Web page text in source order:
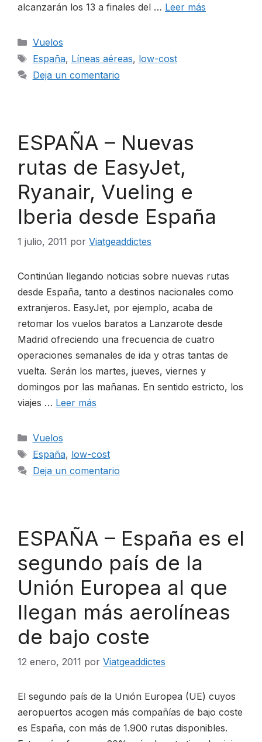
alcanzarán los 13 a finales del … Leer más
Categorías
Vuelos
Etiquetas
España, Líneas aéreas, low-cost
Deja un comentario
ESPAÑA – Nuevas
rutas de EasyJet,
Ryanair, Vueling e
Iberia desde España
1 julio, 2011 por Viatgeaddictes
Continúan llegando noticias sobre nuevas rutas
desde España, tanto a destinos nacionales como
extranjeros. EasyJet, por ejemplo, acaba de
retomar los vuelos baratos a Lanzarote desde
Madrid ofreciendo una frecuencia de cuatro
operaciones semanales de ida y otras tantas de
vuelta. Serán los martes, jueves, viernes y
domingos por las mañanas. En sentido estricto, los
viajes … Leer más
Categorías
Vuelos
Etiquetas
España, low-cost
Deja un comentario
ESPAÑA – España es el
segundo país de la
Unión Europea al que
llegan más aerolíneas
de bajo coste
12 enero, 2011 por Viatgeaddictes
El segundo país de la Unión Europea (UE) cuyos
aeropuertos acogen más compañías de bajo coste
es España, con más de 1.900 rutas disponibles.